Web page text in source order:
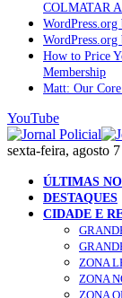
COLMATAR
WordPress.org
WordPress.org
How to Price
Membership
Matt: Our
YouTube
sexta-feira, agosto 7
ÚLTIMAS
DESTAQUES
CIDADE E
ZONA
ZONA
ZONA